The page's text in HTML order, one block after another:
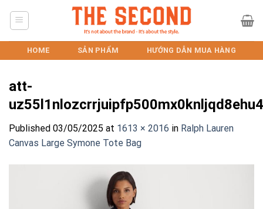
HOME SẢN PHẨM HƯỚNG DẪN MUA HÀNG
att-
Published 03/05/2025 at 1613 × 2016 in Ralph Lauren
Canvas Large Symone Tote Bag